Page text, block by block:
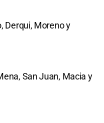
Derqui, Moreno y
San Juan, Macia y